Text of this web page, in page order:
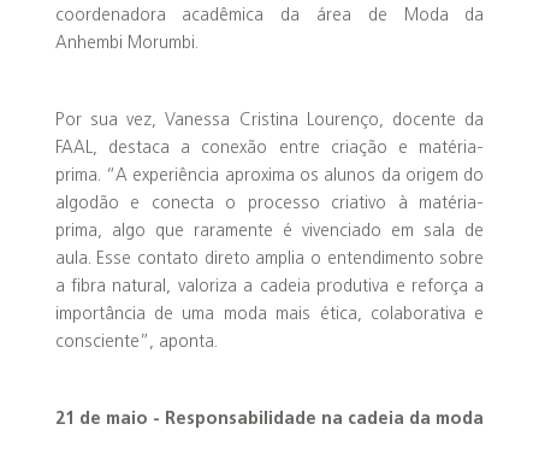
coordenadora acadêmica da área de Moda da
Anhembi Morumbi.
Por sua vez, Vanessa Cristina Lourenço, docente da
FAAL, destaca a conexão entre criação e matéria-
prima. “A experiência aproxima os alunos da origem do
algodão e conecta o processo criativo à matéria-
prima, algo que raramente é vivenciado em sala de
aula. Esse contato direto amplia o entendimento sobre
a fibra natural, valoriza a cadeia produtiva e reforça a
importância de uma moda mais ética, colaborativa e
consciente”, aponta.
21 de maio - Responsabilidade na cadeia da moda